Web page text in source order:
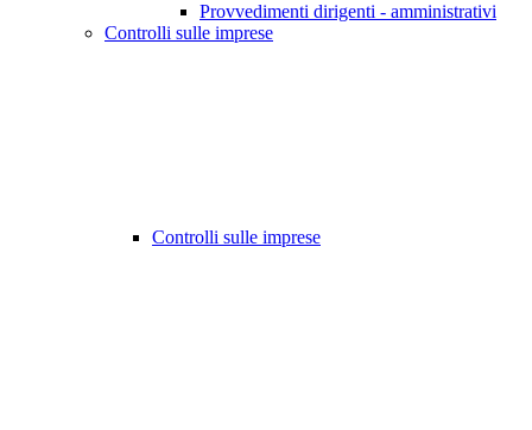
Provvedimenti dirigenti - amministrativi
Controlli sulle imprese
Controlli sulle imprese